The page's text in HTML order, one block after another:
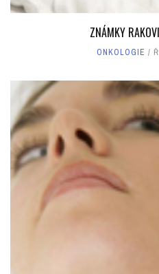
ZNÁMKY
ONKOLOGIE